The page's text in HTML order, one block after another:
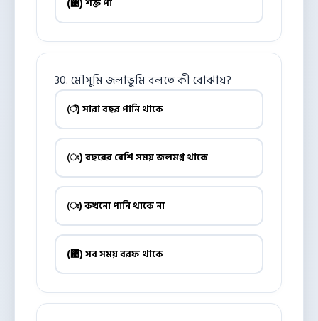
(঄) শক্ত পা
30. মৌসুমি জলাভূমি বলতে কী বোঝায়?
(ঁ) সারা বছর পানি থাকে
(ং) বছরের বেশি সময় জলমগ্ন থাকে
(ঃ) কখনো পানি থাকে না
(঄) সব সময় বরফ থাকে